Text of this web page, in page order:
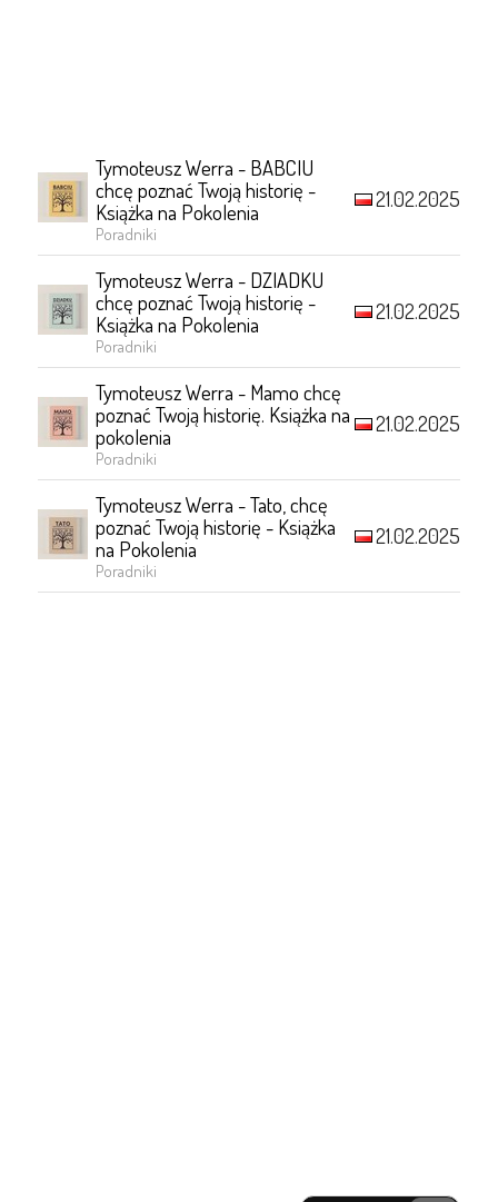
Tymoteusz Werra - BABCIU
chcę poznać Twoją historię -
Książka na Pokolenia
Poradniki
21.02.2025
Tymoteusz Werra - DZIADKU
chcę poznać Twoją historię -
Książka na Pokolenia
Poradniki
21.02.2025
Tymoteusz Werra - Mamo chcę
poznać Twoją historię. Książka na
pokolenia
Poradniki
21.02.2025
Tymoteusz Werra - Tato, chcę
poznać Twoją historię - Książka
na Pokolenia
Poradniki
21.02.2025